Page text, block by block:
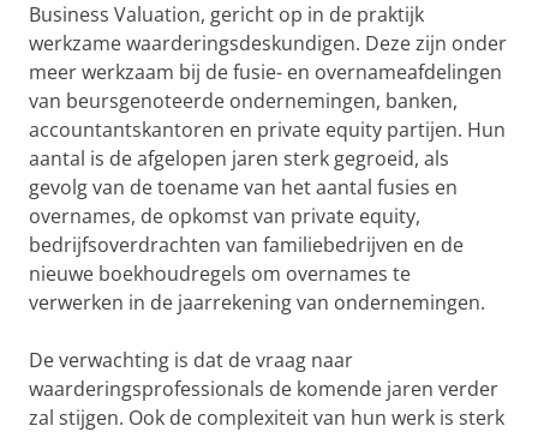
Business Valuation, gericht op in de praktijk
werkzame waarderingsdeskundigen. Deze zijn onder
meer werkzaam bij de fusie- en overnameafdelingen
van beursgenoteerde ondernemingen, banken,
accountantskantoren en private equity partijen. Hun
aantal is de afgelopen jaren sterk gegroeid, als
gevolg van de toename van het aantal fusies en
overnames, de opkomst van private equity,
bedrijfsoverdrachten van familiebedrijven en de
nieuwe boekhoudregels om overnames te
verwerken in de jaarrekening van ondernemingen.
De verwachting is dat de vraag naar
waarderingsprofessionals de komende jaren verder
zal stijgen. Ook de complexiteit van hun werk is sterk